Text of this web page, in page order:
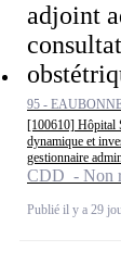
adjoint
95 -
[100610] Hôpital
dynamique et
gestionnaire
CDD - Non
Publié il y a 29